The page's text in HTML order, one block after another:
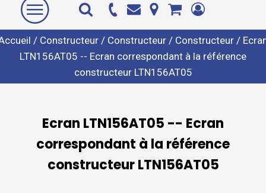
/ Constructeur / Constructeur / Constructeur /
LTN156AT05 -- Ecran correspondant à la référence
constructeur LTN156AT05
Ecran LTN156AT05 -- Ecran
correspondant à la référence
constructeur LTN156AT05